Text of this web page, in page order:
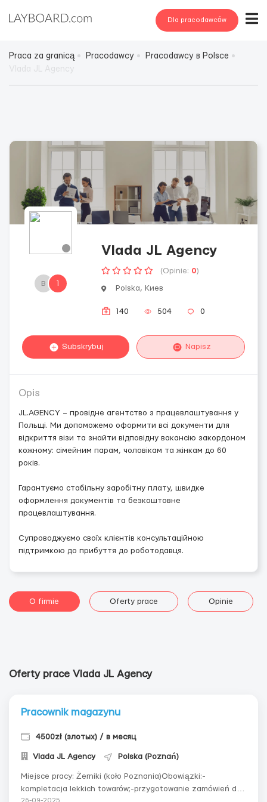
Dla pracodawców
Praca za granicą Pracodawcy
Pracodawcy в Polsce
в 1
Vlada JL Agency
(Opinie: 0)
Polska, Киев
140 504 0
Subskrybuj Napisz
Opis
JL.AGENCY – провідне агентство з працевлаштування у
Польщі. Ми допоможемо оформити всі документи для
відкриття візи та знайти відповідну вакансію закордоном
кожному: сімейним парам, чоловікам та жінкам до 60
років.
Гарантуємо стабільну заробітну плату, швидке
оформлення документів та безкоштовне
працевлаштування.
Супроводжуємо своїх клієнтів консультаційною
підтримкою до прибуття до роботодавця.
O firmie Oferty prace Opinie
Oferty prace Vlada JL Agency
Pracownik magazynu
4500zł (злотых) / в месяц
Vlada JL Agency Polska (Poznań)
Miejsce pracy: Żerniki (koło Poznania)Obowiązki:-
kompletacja lekkich towarów;-przygotowanie zamówień do
26-09-2025